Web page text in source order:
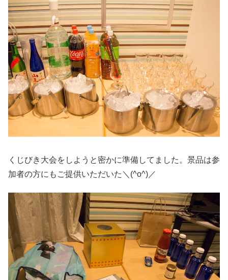
くじびき大会をしようと密かに準備してました。景品は参
加者の方にもご提供いただいた＼(^o^)／